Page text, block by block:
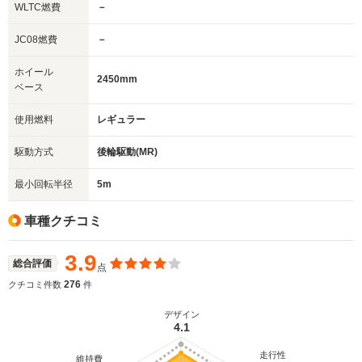
WLTC燃費 －
JC08燃費 －
ホイール
ベース
2450mm
使用燃料 レギュラー
駆動方式 後輪駆動(MR)
最小回転半径 5m
車種クチコミ
総合評価 3.9点
クチコミ件数 276 件
デザイン
4.1
走行性
維持費